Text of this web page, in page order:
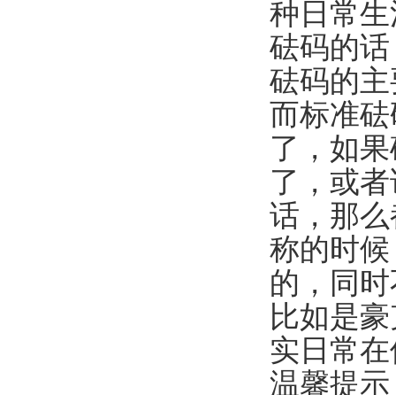
种日常
砝码的
砝码的
而标准
了，如
了，或
话，那
称的时
的，同
比如是
实日常
温馨提